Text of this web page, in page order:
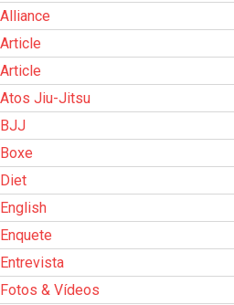
Alliance
Article
Article
Atos Jiu-Jitsu
BJJ
Boxe
Diet
English
Enquete
Entrevista
Fotos & Vídeos